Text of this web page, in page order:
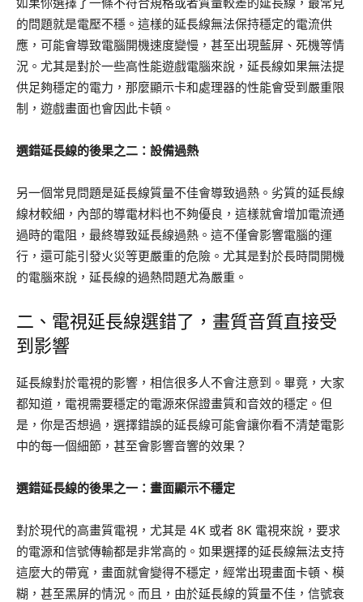
的問題就是電壓不穩。這樣的延長線無法保持穩定的電流供
應，可能會導致電腦開機速度變慢，甚至出現藍屏、死機等情
況。尤其是對於一些高性能遊戲電腦來說，延長線如果無法提
供足夠穩定的電力，那麼顯示卡和處理器的性能會受到嚴重限
制，遊戲畫面也會因此卡頓。
選錯延長線的後果之二：設備過熱
另一個常見問題是延長線質量不佳會導致過熱。劣質的延長線
線材較細，內部的導電材料也不夠優良，這樣就會增加電流通
過時的電阻，最終導致延長線過熱。這不僅會影響電腦的運
行，還可能引發火災等更嚴重的危險。尤其是對於長時間開機
的電腦來說，延長線的過熱問題尤為嚴重。
二、電視延長線選錯了，畫質音質直接受
到影響
延長線對於電視的影響，相信很多人不會注意到。畢竟，大家
都知道，電視需要穩定的電源來保證畫質和音效的穩定。但
是，你是否想過，選擇錯誤的延長線可能會讓你看不清楚電影
中的每一個細節，甚至會影響音響的效果？
選錯延長線的後果之一：畫面顯示不穩定
對於現代的高畫質電視，尤其是 4K 或者 8K 電視來說，要求
的電源和信號傳輸都是非常高的。如果選擇的延長線無法支持
這麼大的帶寬，畫面就會變得不穩定，經常出現畫面卡頓、模
糊，甚至黑屏的情況。而且，由於延長線的質量不佳，信號衰